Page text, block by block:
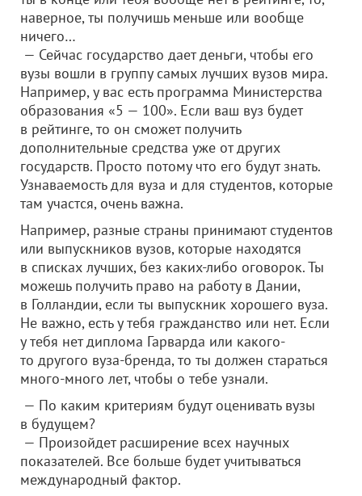
наверное, ты получишь меньше или вообще
ничего…
— Сейчас государство дает деньги, чтобы его
вузы вошли в группу самых лучших вузов мира.
Например, у вас есть программа Министерства
образования «5 — 100». Если ваш вуз будет
в рейтинге, то он сможет получить
дополнительные средства уже от других
государств. Просто потому что его будут знать.
Узнаваемость для вуза и для студентов, которые
там участся, очень важна.
Например, разные страны принимают студентов
или выпускников вузов, которые находятся
в списках лучших, без каких-либо оговорок. Ты
можешь получить право на работу в Дании,
в Голландии, если ты выпускник хорошего вуза.
Не важно, есть у тебя гражданство или нет. Если
у тебя нет диплома Гарварда или какого-
то другого вуза-бренда, то ты должен стараться
много-много лет, чтобы о тебе узнали.
— По каким критериям будут оценивать вузы
в будущем?
— Произойдет расширение всех научных
показателей. Все больше будет учитываться
международный фактор.